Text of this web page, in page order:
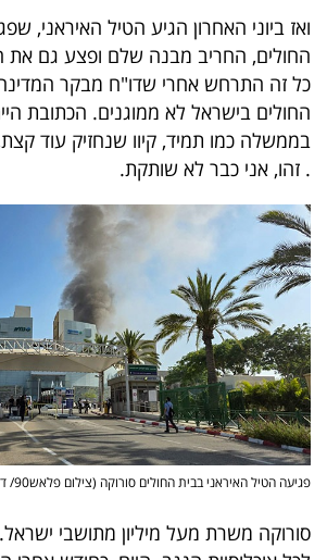
40
שיתופי
פעולה
דרושים
ניוזלטרים
מייל
אדום
פרסמו
באייס
ואז ביוני האחרון הגיע הטיל האיראני,
החולים, החריב מבנה שלם ופצע גם את
כל זה התרחש אחרי שדו"ח מבקר
החולים בישראל לא ממוגנים. הכתובת
בממשלה כמו תמיד, קיוו שנחזיק עוד
. זהו, אני כבר לא שותקת.
פגיעה הטיל האיראני בבית החולים סורוקה (צילום פלאש90/ דודו גרינשפן)
סורוקה משרת מעל מיליון מתושבי